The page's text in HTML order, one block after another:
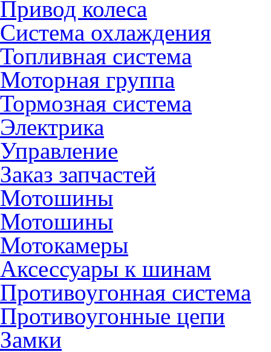
Привод колеса
Система охлаждения
Топливная система
Моторная группа
Тормозная система
Электрика
Управление
Заказ запчастей
Мотошины
Мотошины
Мотокамеры
Аксессуары к шинам
Противоугонная система
Противоугонные цепи
Замки